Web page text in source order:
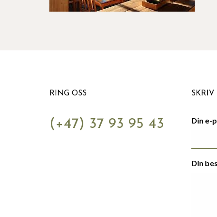
RING OSS
(+47) 37 93 95 43
SKRIV
Din e-
Din